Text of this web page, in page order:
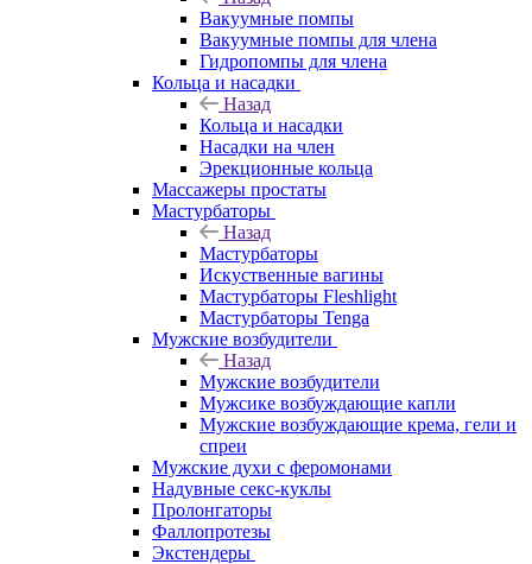
Вакуумные помпы
Вакуумные помпы для члена
Гидропомпы для члена
Кольца и насадки
Назад
Кольца и насадки
Насадки на член
Эрекционные кольца
Массажеры простаты
Мастурбаторы
Назад
Мастурбаторы
Искуственные вагины
Мастурбаторы Fleshlight
Мастурбаторы Tenga
Мужские возбудители
Назад
Мужские возбудители
Мужсике возбуждающие капли
Мужские возбуждающие крема, гели и
спреи
Мужские духи с феромонами
Надувные секс-куклы
Пролонгаторы
Фаллопротезы
Экстендеры